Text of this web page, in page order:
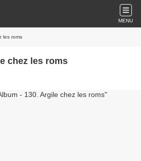
MENU
les roms
chez les roms